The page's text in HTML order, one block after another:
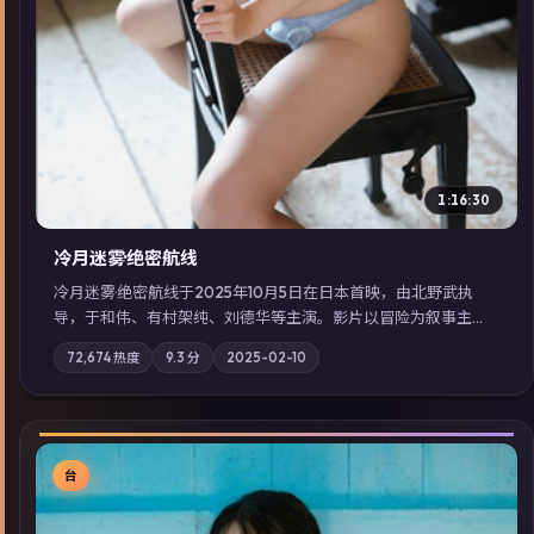
1:16:30
冷月迷雾·绝密航线
冷月迷雾·绝密航线于2025年10月5日在日本首映，由北野武执
导，于和伟、有村架纯、刘德华等主演。影片以冒险为叙事主
轴，记忆碎片重组后，主角发现自己从未活过“真实”的一天；摄
影与配乐强化地域气质；站内亦可通过「国产免费观看高清电视
剧在线看」延展检索同类型高分佳作，畅享高清在线追剧体验。
72,674热度 9.3 分 2025-02-10
台